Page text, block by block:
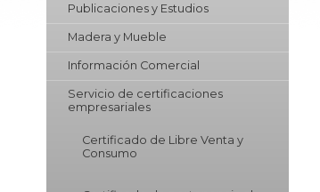
Publicaciones y Estudios
Madera y Mueble
Información Comercial
Servicio de certificaciones
empresariales
Certificado de Libre Venta y
Consumo